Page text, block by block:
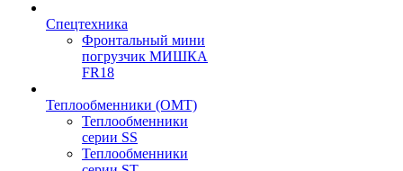
Спецтехника
Фронтальный мини
погрузчик МИШКА
FR18
Теплообменники (OMT)
Теплообменники
серии SS
Теплообменники